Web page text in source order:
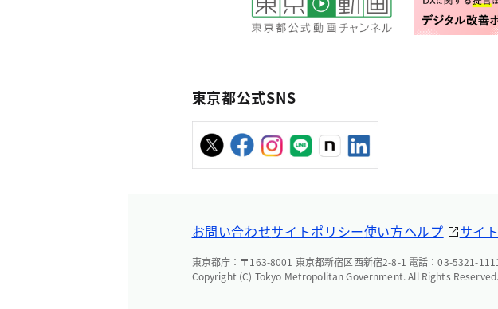
東京都公式SNS
お問い合わせサイトポリシー使い方ヘルプ サイ
東京都庁：〒163-8001 東京都新宿区西新宿2-8-1 電話：03-5321-
Copyright (C) Tokyo Metropolitan Government. All Rights Reserved.